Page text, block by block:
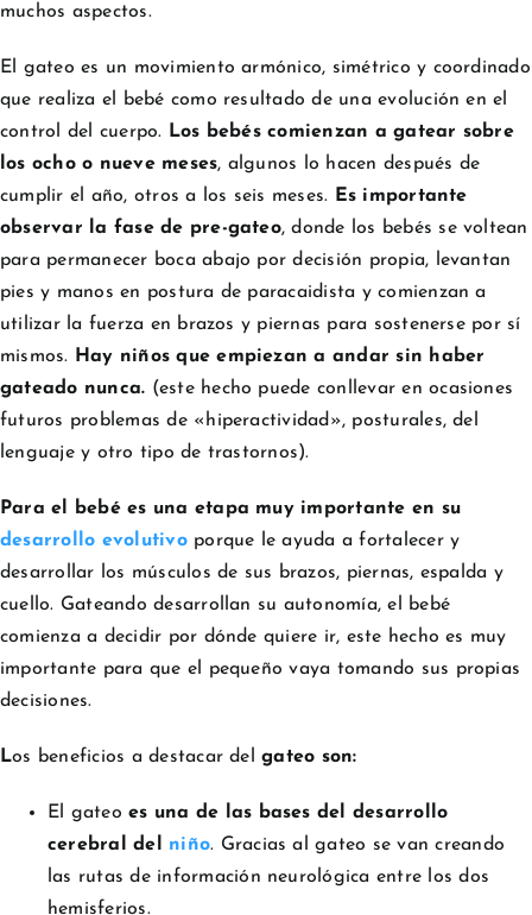
muchos aspectos.
El gateo es un movimiento armónico, simétrico y coordinado
que realiza el bebé como resultado de una evolución en el
control del cuerpo. Los bebés comienzan a gatear sobre
los ocho o nueve meses, algunos lo hacen después de
cumplir el año, otros a los seis meses. Es importante
observar la fase de pre-gateo, donde los bebés se voltean
para permanecer boca abajo por decisión propia, levantan
pies y manos en postura de paracaidista y comienzan a
utilizar la fuerza en brazos y piernas para sostenerse por sí
mismos. Hay niños que empiezan a andar sin haber
gateado nunca. (este hecho puede conllevar en ocasiones
futuros problemas de «hiperactividad», posturales, del
lenguaje y otro tipo de trastornos).
Para el bebé es una etapa muy importante en su
desarrollo evolutivoporque le ayuda a fortalecer y
desarrollar los músculos de sus brazos, piernas, espalda y
cuello. Gateando desarrollan su autonomía, el bebé
comienza a decidir por dónde quiere ir, este hecho es muy
importante para que el pequeño vaya tomando sus propias
decisiones.
Los beneficios a destacar del gateo son:
El gateoes una de las bases del desarrollo
cerebral del niño. Gracias al gateo se van creando
las rutas de información neurológica entre los dos
hemisferios.